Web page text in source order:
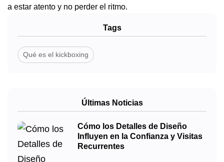
a estar atento y no perder el ritmo.
Tags
Qué es el kickboxing
Últimas Noticias
Cómo los Detalles de Diseño
Influyen en la Confianza y Visitas
Recurrentes